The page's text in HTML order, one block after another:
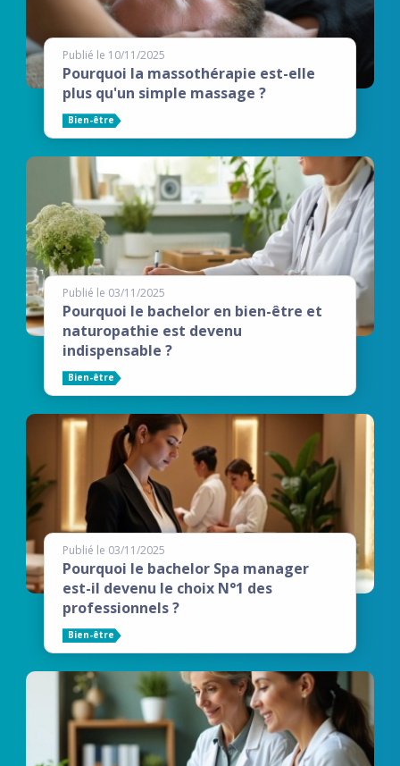
Publié le 10/11/2025
Pourquoi la massothérapie est-elle
plus qu'un simple massage ?
Bien-être
Publié le 03/11/2025
Pourquoi le bachelor en bien-être et
naturopathie est devenu
indispensable ?
Bien-être
Publié le 03/11/2025
Pourquoi le bachelor Spa manager
est-il devenu le choix N°1 des
professionnels ?
Bien-être